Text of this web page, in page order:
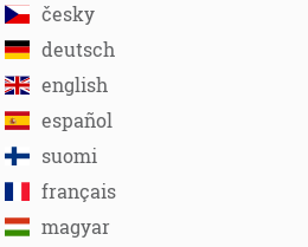
česky
deutsch
english
español
suomi
français
magyar